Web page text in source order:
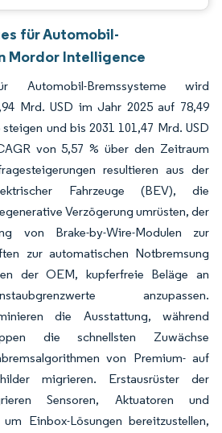
für Automobil-
Mordor Intelligence
Bremssysteme wird
Mrd. USD im Jahr 2025 auf 78,49
und bis 2031 101,47 Mrd. USD
von 5,57 % über den Zeitraum
resultieren aus der
Fahrzeuge (BEV), die
Verzögerung umrüsten, der
von Brake-by-Wire-Modulen zur
zur automatischen Notbremsung
der OEM, kupferfreie Beläge an
anzupassen.
die Ausstattung, während
die schnellsten Zuwächse
von Premium- auf
migrieren. Erstausrüster der
Sensoren, Aktuatoren und
Einbox-Lösungen bereitzustellen,